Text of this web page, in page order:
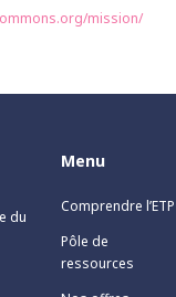
mission/
du
Menu
Comprendre l’ETP
Pôle de
ressources